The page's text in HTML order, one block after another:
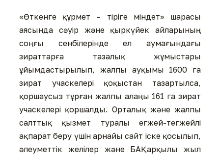
«Өткенге құрмет – тіріге міндет» шарасы
аясында сәуір және қыркүйек айларының
соңғы сенбілерінде ел аумағындағы
зираттарға тазалық жұмыстары
ұйымдастырылып, жалпы ауқымы 1600 га
зират учаскелері қоқыстан тазартылса,
қоршаусыз тұрған жалпы алаңы 161 га зират
учаскелері қоршалды. Орталық және жалпы
салттық қызмет туралы егжей-тегжейлі
ақпарат беру үшін арнайы сайт іске қосылып,
әлеуметтік желілер және БАҚ арқылы жыл